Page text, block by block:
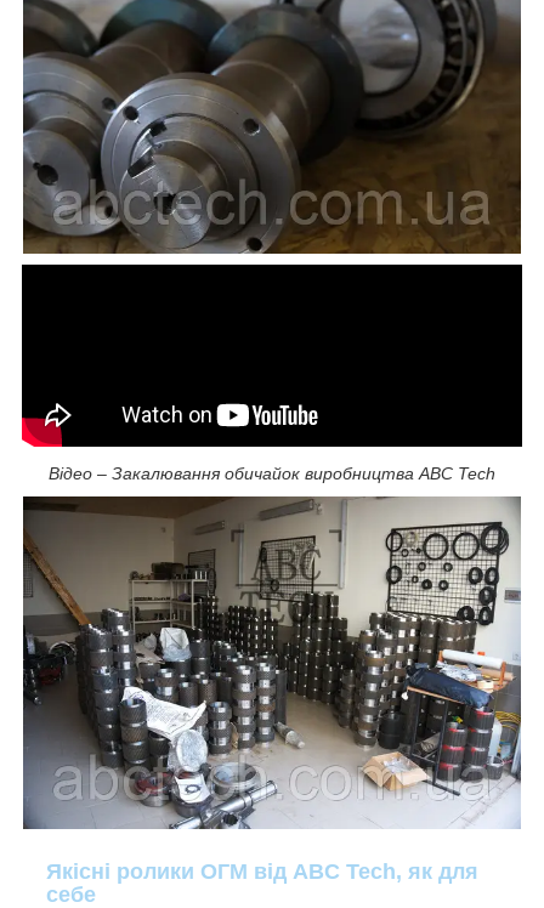
Відео – Закалювання обичайок виробництва ABC Tech
Якісні ролики ОГМ від ABC Tech, як для
себе